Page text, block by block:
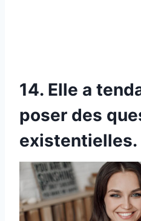
14. Elle a
poser des
existentielles.